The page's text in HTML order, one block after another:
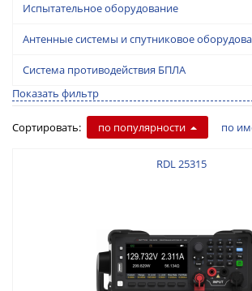
Испытательное оборудование
Антенные системы и спутниковое
Система противодействия БПЛА
Показать фильтр
Сортировать: по популярности по
RDL 25315